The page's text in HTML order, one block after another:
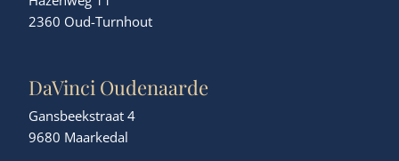
2360 Oud-Turnhout
DaVinci Oudenaarde
Gansbeekstraat 4
9680 Maarkedal